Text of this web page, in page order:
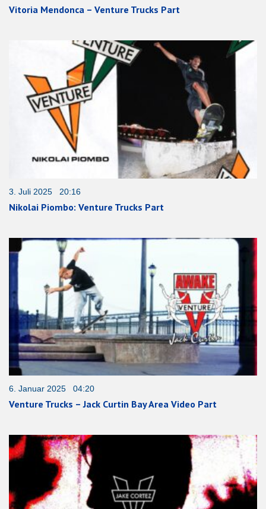
Vitoria Mendonca – Venture Trucks Part
3. Juli 2025 20:16
Nikolai Piombo: Venture Trucks Part
6. Januar 2025 04:20
Venture Trucks – Jack Curtin Bay Area Video Part